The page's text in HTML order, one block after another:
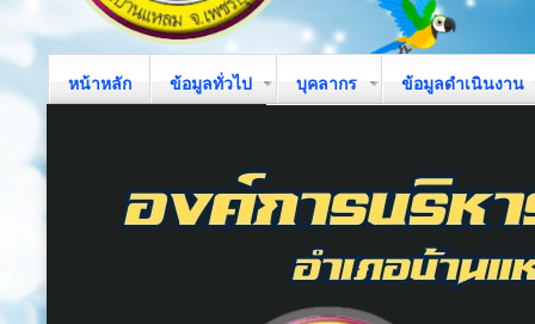
หน้าหลัก ข้อมูลทั่วไป บุคลากร ข้อมูลดำเนินงาน